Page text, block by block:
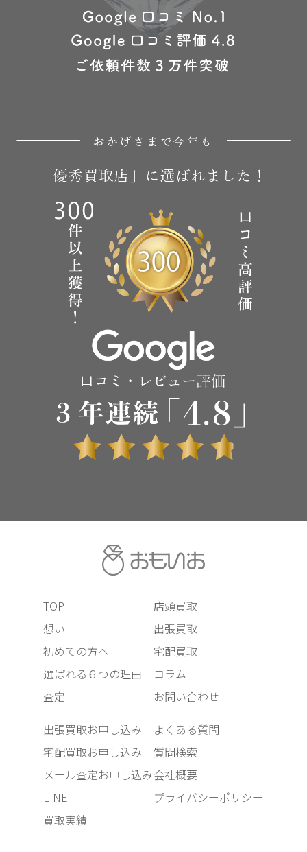
TOP
想い
初めての方へ
選ばれる６つの理由
査定
店頭買取
出張買取
宅配買取
コラム
お問い合わせ
出張買取お申し込み
宅配買取お申し込み
メール査定お申し込み
LINE
買取実績
よくある質問
質問検索
会社概要
プライバシーポリシー